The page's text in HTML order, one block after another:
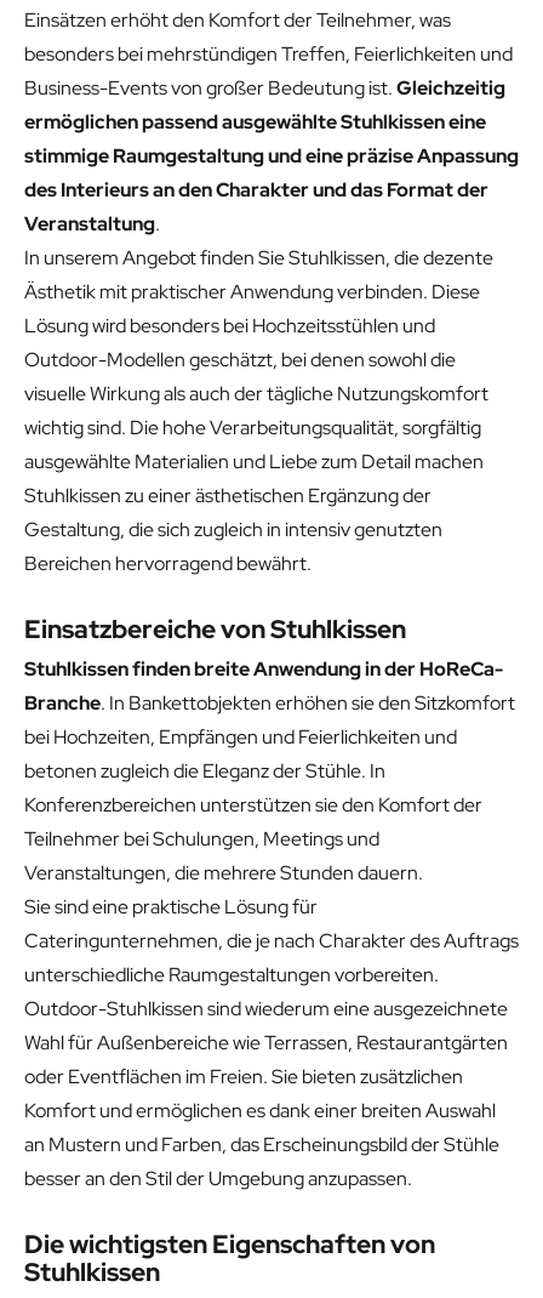
Einsätzen erhöht den Komfort der Teilnehmer, was
besonders bei mehrstündigen Treffen, Feierlichkeiten und
Business-Events von großer Bedeutung ist.Gleichzeitig
ermöglichen passend ausgewählte Stuhlkissen eine
stimmige Raumgestaltung und eine präzise Anpassung
des Interieurs an den Charakter und das Format der
Veranstaltung.
In unserem Angebot finden Sie Stuhlkissen, die dezente
Ästhetik mit praktischer Anwendung verbinden. Diese
Lösung wird besonders bei Hochzeitsstühlen und
Outdoor-Modellen geschätzt, bei denen sowohl die
visuelle Wirkung als auch der tägliche Nutzungskomfort
wichtig sind. Die hohe Verarbeitungsqualität, sorgfältig
ausgewählte Materialien und Liebe zum Detail machen
Stuhlkissen zu einer ästhetischen Ergänzung der
Gestaltung, die sich zugleich in intensiv genutzten
Bereichen hervorragend bewährt.
Einsatzbereiche von Stuhlkissen
Stuhlkissen finden breite Anwendung in der HoReCa-
Branche. In Bankettobjekten erhöhen sie den Sitzkomfort
bei Hochzeiten, Empfängen und Feierlichkeiten und
betonen zugleich die Eleganz der Stühle. In
Konferenzbereichen unterstützen sie den Komfort der
Teilnehmer bei Schulungen, Meetings und
Veranstaltungen, die mehrere Stunden dauern.
Sie sind eine praktische Lösung für
Cateringunternehmen, die je nach Charakter des Auftrags
unterschiedliche Raumgestaltungen vorbereiten.
Outdoor-Stuhlkissen sind wiederum eine ausgezeichnete
Wahl für Außenbereiche wie Terrassen, Restaurantgärten
oder Eventflächen im Freien. Sie bieten zusätzlichen
Komfort und ermöglichen es dank einer breiten Auswahl
an Mustern und Farben, das Erscheinungsbild der Stühle
besser an den Stil der Umgebung anzupassen.
Die wichtigsten Eigenschaften von
Stuhlkissen